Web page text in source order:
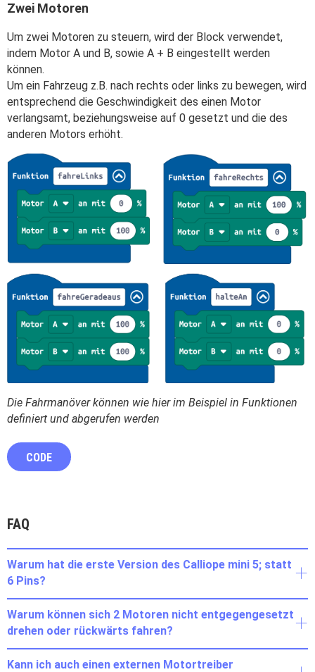
Zwei Motoren
Um zwei Motoren zu steuern, wird der Block verwendet,
indem Motor A und B, sowie A + B eingestellt werden
können.
Um ein Fahrzeug z.B. nach rechts oder links zu bewegen, wird
entsprechend die Geschwindigkeit des einen Motor
verlangsamt, beziehungsweise auf 0 gesetzt und die des
anderen Motors erhöht.
Die Fahrmanöver können wie hier im Beispiel in Funktionen
definiert und abgerufen werden
CODE
FAQ
Warum hat die erste Version des Calliope mini 5; statt
6 Pins?
Warum können sich 2 Motoren nicht entgegengesetzt
drehen oder rückwärts fahren?
Kann ich auch einen externen Motortreiber